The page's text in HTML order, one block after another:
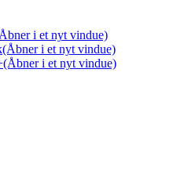
i et nyt vindue)
i et nyt vindue)
i et nyt vindue)